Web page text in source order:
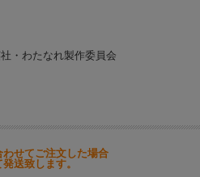
・わたなれ製作委員会
せてご注文した場合
送致します。